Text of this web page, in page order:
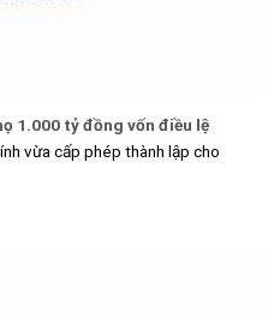
1.000 tỷ đồng vốn điều lệ
vừa cấp phép thành lập cho